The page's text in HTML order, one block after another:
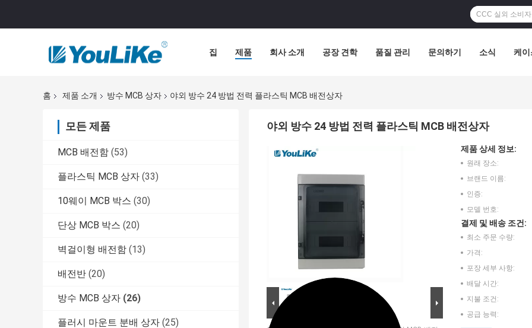
집 제품 회사 소개 공장 견학 품질 관리 문의하기 소식 케이
홈 제품 소개 방수 MCB 상자 야외 방수 24 방법 전력 플라스틱 MCB 배전상자
모든 제품
MCB 배전함 (53)
플라스틱 MCB 상자 (33)
10웨이 MCB 박스 (30)
단상 MCB 박스 (20)
벽걸이형 배전함 (13)
배전반 (20)
방수 MCB 상자 (26)
플러시 마운트 분배 상자 (25)
야외 방수 24 방법 전력 플라스틱 MCB 배전상자
제품 상세 정보:
원래 장소:
브랜드 이름:
인증:
모델 번호:
결제 및 배송 조건:
최소 주문 수량:
가격:
포장 세부 사항:
배달 시간:
지불 조건:
공급 능력: